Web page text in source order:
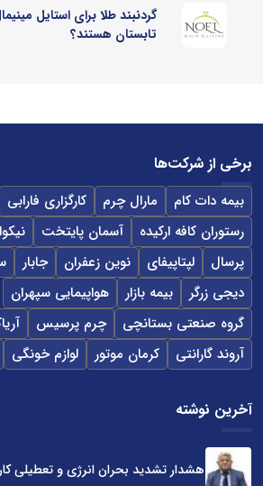
گردنبند طلا برای استایل
تابستان هستند؟
برخی از شرکت‌ها
بیمه دات کام مارال چرم کارگزاری فارابی
رستوران کافه ارکیده
آسمان پایتخت
پرسال
لپتاپیفای نوین زعفران جابار
دیجی زرگر
بیمه بازار
هواپیمایی سپهران
گروه صنعتی بستانچی
چرم پرسیس
آروند گارانتی
کرمان موتور لوازم خونگی
آخرین نوشته
هشدار تشدید بحران انرژی و تعطیلی